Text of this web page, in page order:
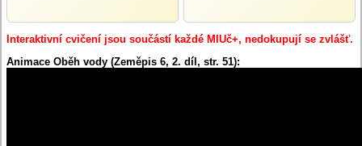
Interaktivní cvičení jsou součástí každé MIUč+, nedokupují se zvlášť.
Animace Oběh vody (Zeměpis 6, 2. díl, str. 51):